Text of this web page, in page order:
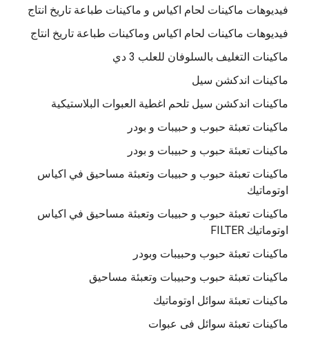
فيديوهات ماكينات لحام اكياس و ماكينات طباعة تاريخ انتاج
فيديوهات ماكينات لحام اكياس وماكينات طباعة تاريخ انتاج
ماكينات التغليف بالسلوفان للعلب 3 دي
ماكينات اندكشن سيل
ماكينات اندكشن سيل تلحم اغطية العبوات البلاستيكية
ماكينات تعبئة حبوب و حبيبات و بودر
ماكينات تعبئة حبوب و حبيبات و بودر
ماكينات تعبئة حبوب و حبيبات وتعبئة مساحيق في اكياس
اوتوماتيك
ماكينات تعبئة حبوب و حبيبات وتعبئة مساحيق في اكياس
اوتوماتيك FILTER
ماكينات تعبئة حبوب وحبيبات وبودر
ماكينات تعبئة حبوب وحبيبات وتعبئة مساحيق
ماكينات تعبئة سوائل اوتوماتيك
ماكينات تعبئة سوائل فى عبوات